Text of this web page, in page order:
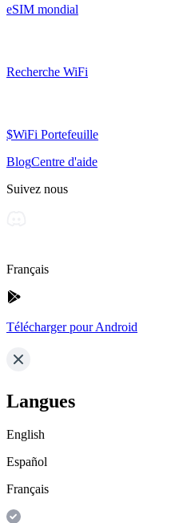
eSIM mondial
Recherche WiFi
$WiFi Portefeuille
BlogCentre d'aide
Suivez nous
Français
Télécharger pour Android
Langues
English
Español
Français